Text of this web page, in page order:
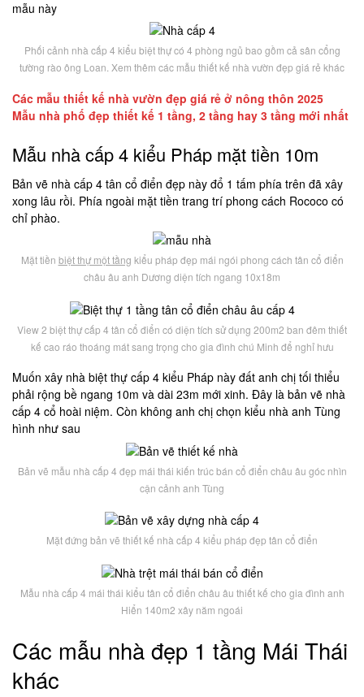
mẫu này
Phối cảnh nhà cấp 4 kiểu biệt thự có 4 phòng ngủ bao gồm cả sân cổng
tường rào ông Loan. Xem thêm các mẫu thiết kế nhà vườn đẹp giá rẻ khác
Các mẫu thiết kế nhà vườn đẹp giá rẻ ở nông thôn 2025
Mẫu nhà phố đẹp thiết kế 1 tầng, 2 tầng hay 3 tầng mới nhất
Mẫu nhà cấp 4 kiểu Pháp mặt tiền 10m
Bản vẽ nhà cấp 4 tân cổ điển đẹp này đổ 1 tấm phía trên đã xây
xong lâu rồi. Phía ngoài mặt tiền trang trí phong cách Rococo có
chỉ phào.
Mặt tiền biệt thự một tầng kiểu pháp đẹp mái ngói phong cách tân cổ điển
châu âu anh Dương diện tích ngang 10x18m
View 2 biệt thự cấp 4 tân cổ điển có diện tích sử dụng 200m2 ban đêm thiết
kế cao ráo thoáng mát sang trọng cho gia đình chú Minh để nghỉ hưu
Muốn xây nhà biệt thự cấp 4 kiểu Pháp này đất anh chị tối thiểu
phải rộng bề ngang 10m và dài 23m mới xinh. Đây là bản vẽ nhà
cấp 4 cổ hoài niệm. Còn không anh chị chọn kiểu nhà anh Tùng
hình như sau
Bản vẽ mẫu nhà cấp 4 đẹp mái thái kiến trúc bán cổ điển châu âu góc nhìn
cận cảnh anh Tùng
Mặt đứng bản vẽ thiết kế nhà cấp 4 kiểu pháp đẹp tân cổ điển
Mẫu nhà cấp 4 mái thái kiểu tân cổ điển châu âu thiết kế cho gia đình anh
Hiển 140m2 xây năm ngoái
Các mẫu nhà đẹp 1 tầng Mái Thái
khác